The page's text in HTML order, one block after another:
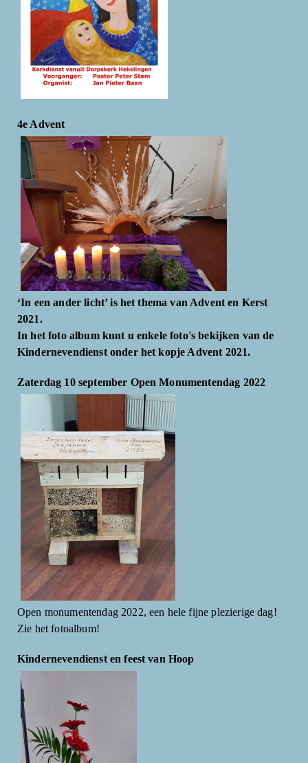
4e Advent
‘In een ander licht’ is het thema van Advent en Kerst
2021.
In het foto album kunt u enkele foto's bekijken van de
Kindernevendienst onder het kopje Advent 2021.
Zaterdag 10 september Open Monumentendag 2022
Open monumentendag 2022, een hele fijne plezierige dag!
Zie het fotoalbum!
Kindernevendienst en feest van Hoop